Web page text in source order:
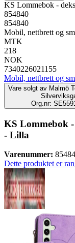
KS Lommebok -
854840
854840
Mobil, nettbrett og
MTK
218
NOK
7340226021155
Mobil, nettbrett og
Vare solgt av Malmö
Org.nr:
KS Lommebok
- Lilla
Varenummer:
Dette produktet er